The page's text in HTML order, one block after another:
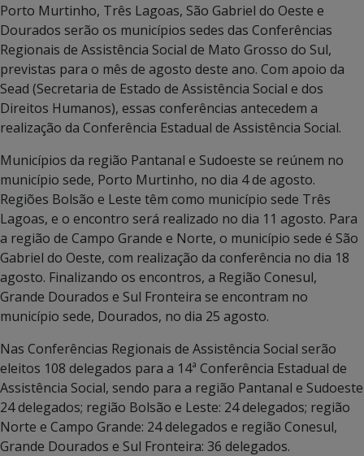
Porto Murtinho, Três Lagoas, São Gabriel do Oeste e
Dourados serão os municípios sedes das Conferências
Regionais de Assistência Social de Mato Grosso do Sul,
previstas para o mês de agosto deste ano. Com apoio da
Sead (Secretaria de Estado de Assistência Social e dos
Direitos Humanos), essas conferências antecedem a
realização da Conferência Estadual de Assistência Social.
Municípios da região Pantanal e Sudoeste se reúnem no
município sede, Porto Murtinho, no dia 4 de agosto.
Regiões Bolsão e Leste têm como município sede Três
Lagoas, e o encontro será realizado no dia 11 agosto. Para
a região de Campo Grande e Norte, o município sede é São
Gabriel do Oeste, com realização da conferência no dia 18
agosto. Finalizando os encontros, a Região Conesul,
Grande Dourados e Sul Fronteira se encontram no
município sede, Dourados, no dia 25 agosto.
Nas Conferências Regionais de Assistência Social serão
eleitos 108 delegados para a 14ª Conferência Estadual de
Assistência Social, sendo para a região Pantanal e Sudoeste
24 delegados; região Bolsão e Leste: 24 delegados; região
Norte e Campo Grande: 24 delegados e região Conesul,
Grande Dourados e Sul Fronteira: 36 delegados.